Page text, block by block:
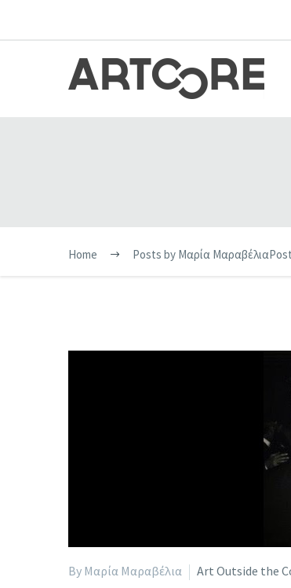
Home Posts by Μαρία Μαραβέλια
By Μαρία Μαραβέλια Art Outside the